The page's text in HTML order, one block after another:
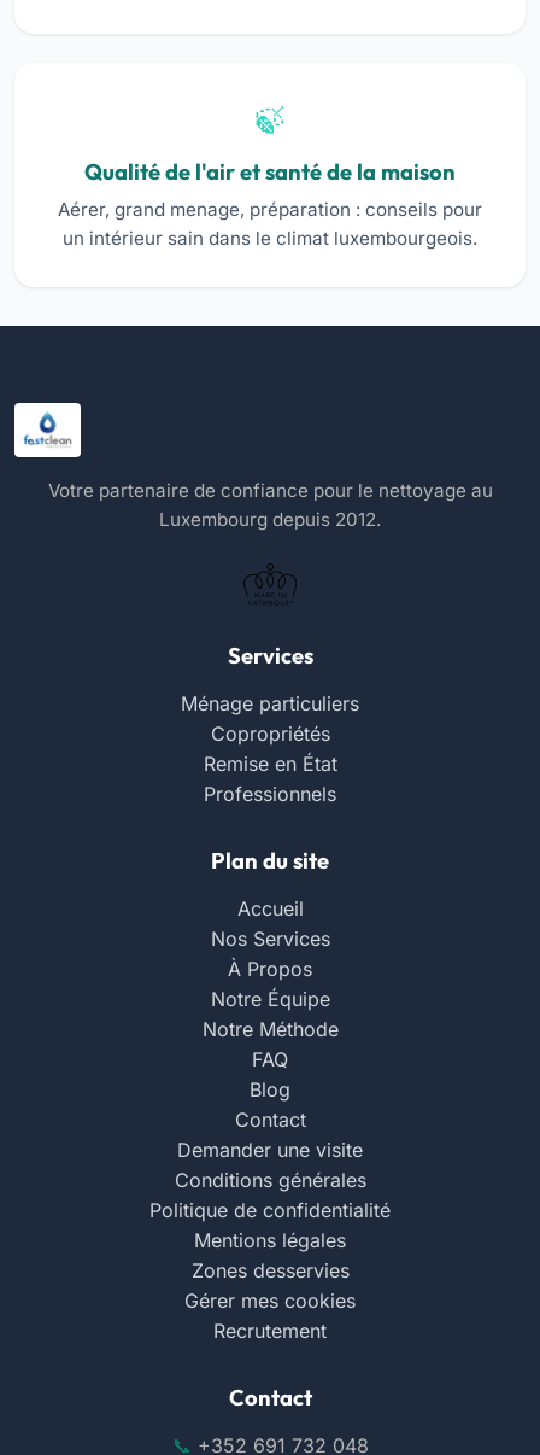
Qualité de l'air et santé de la maison
Aérer, grand menage, préparation : conseils pour
un intérieur sain dans le climat luxembourgeois.
Votre partenaire de confiance pour le nettoyage au
Luxembourg depuis 2012.
Services
Ménage particuliers
Copropriétés
Remise en État
Professionnels
Plan du site
Accueil
Nos Services
À Propos
Notre Équipe
Notre Méthode
FAQ
Blog
Contact
Demander une visite
Conditions générales
Politique de confidentialité
Mentions légales
Zones desservies
Gérer mes cookies
Recrutement
Contact
+352 691 732 048